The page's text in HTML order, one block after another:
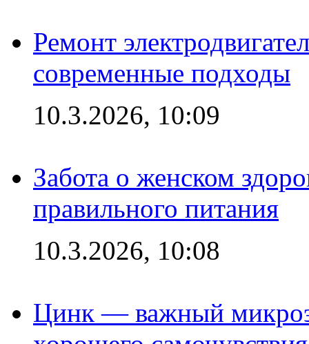
Ремонт
современные подходы
10.3.2026, 10:09
Забота о женском
правильного питания
10.3.2026, 10:08
Цинк — важный